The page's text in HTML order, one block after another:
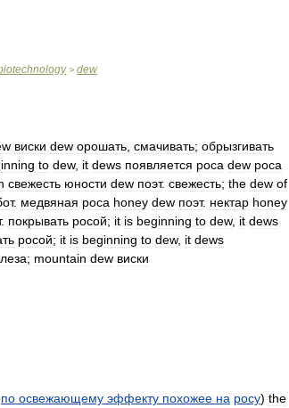
> dew
виски dew орошать смачивать; обрызгивать
to dew, it dews появляется роса dew роса
свежесть юности dew поэт. свежесть; the dew of
. медвяная роса honey dew поэт. нектар honey
. покрывать росой; it is beginning to dew, it dews
росой; it is beginning to dew, it dews
; mountain dew виски
по освежающему эффекту похожее на росу) the